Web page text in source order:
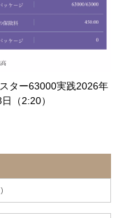
ター63000実践2026年
（2:20）